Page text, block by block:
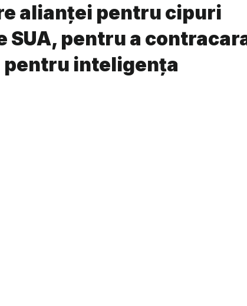
alianței pentru cipuri
SUA, pentru a
pentru inteligența